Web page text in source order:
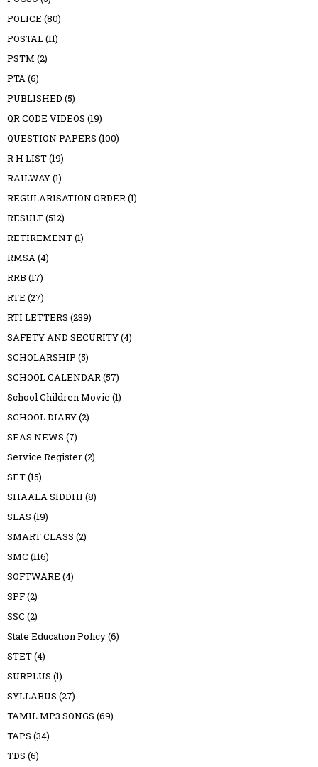
POLICE (80)
POSTAL(11)
PSTM (2)
PTA(6)
PUBLISHED (5)
QR CODE VIDEOS (19)
QUESTION PAPERS (100)
R H LIST(19)
RAILWAY(1)
REGULARISATION ORDER(1)
RESULT(512)
RETIREMENT(1)
RMSA(4)
RRB (17)
RTE (27)
RTI LETTERS (239)
SAFETY AND SECURITY(4)
SCHOLARSHIP (5)
SCHOOL CALENDAR(57)
School Children Movie (1)
SCHOOL DIARY(2)
SEAS NEWS (7)
Service Register(2)
SET(15)
SHAALA SIDDHI (8)
SLAS (19)
SMART CLASS (2)
SMC (116)
SOFTWARE (4)
SPF(2)
SSC (2)
State Education Policy(6)
STET(4)
SURPLUS (1)
SYLLABUS (27)
TAMIL MP3 SONGS (69)
TAPS (34)
TDS (6)